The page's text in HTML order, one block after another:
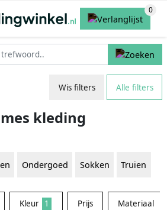
Wis filters Alle filters
kleding
Ondergoed Sokken Truien
Kleur 1 Prijs Materiaal